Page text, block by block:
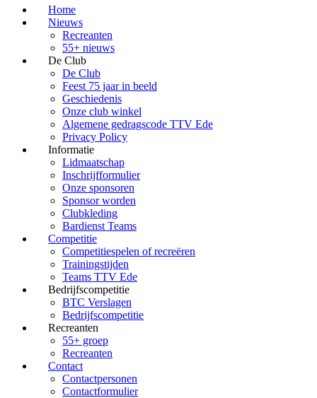
Home
Nieuws
Recreanten
55+ nieuws
De Club
De Club
Feest 75 jaar in beeld
Geschiedenis
Onze club winkel
Algemene gedragscode TTV Ede
Privacy Policy
Informatie
Lidmaatschap
Inschrijfformulier
Onze sponsoren
Sponsor worden
Clubkleding
Bardienst Teams
Competitie
Competitiespelen of recreëren
Trainingstijden
Teams TTV Ede
Bedrijfscompetitie
BTC Verslagen
Bedrijfscompetitie
Recreanten
55+ groep
Recreanten
Contact
Contactpersonen
Contactformulier